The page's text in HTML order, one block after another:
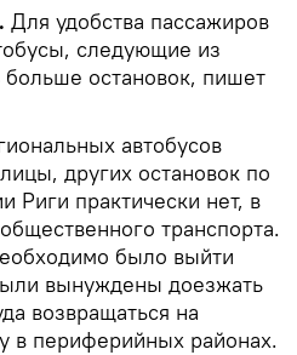
Для удобства пассажиров
следующие из
больше остановок, пишет
автобусов
других остановок по
Риги практически нет, в
транспорта.
было выйти
вынуждены доезжать
возвращаться на
в периферийных районах.